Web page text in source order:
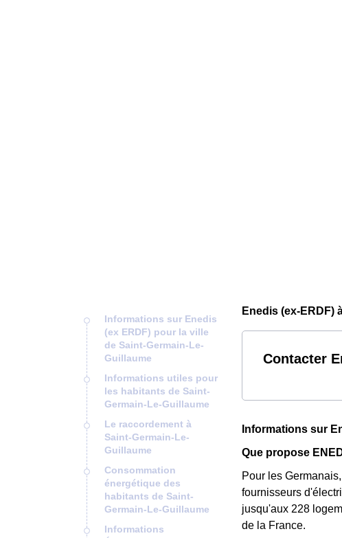
Informations sur Enedis
(ex ERDF) pour la ville
de Saint-Germain-Le-
Guillaume
Informations utiles pour
les habitants de Saint-
Germain-Le-Guillaume
Le raccordement à
Saint-Germain-Le-
Guillaume
Consommation
énergétique des
habitants de Saint-
Germain-Le-Guillaume
Informations
Enedis (ex-ERDF)
Contacter
Informations sur
Que propose
Pour les
fournisseurs
jusqu'aux 228
de la France.